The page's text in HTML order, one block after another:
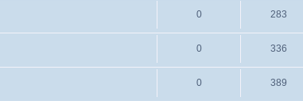
0 283
0 336
0 389